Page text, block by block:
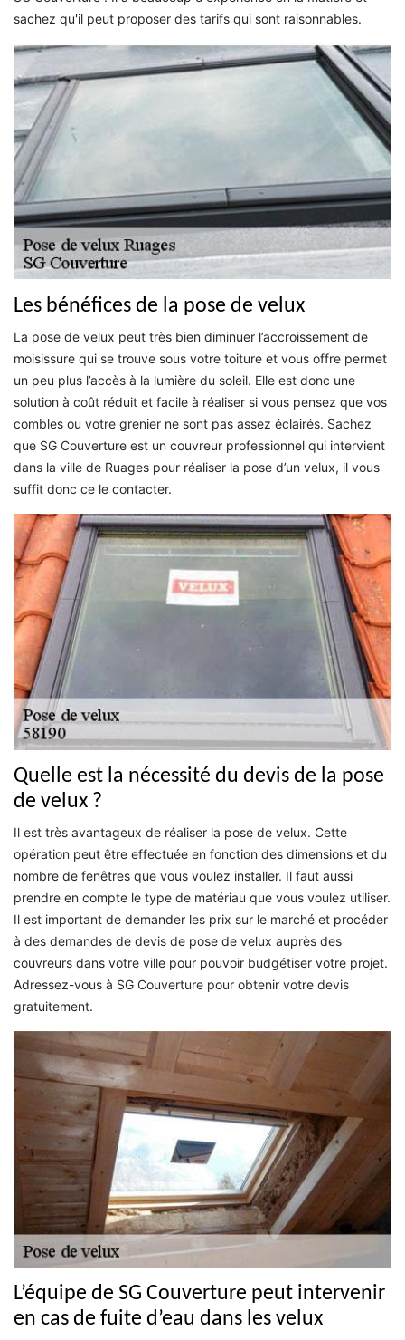
sachez qu'il peut proposer des tarifs qui sont raisonnables.
Les bénéfices de la pose de velux
La pose de velux peut très bien diminuer l’accroissement de
moisissure qui se trouve sous votre toiture et vous offre permet
un peu plus l’accès à la lumière du soleil. Elle est donc une
solution à coût réduit et facile à réaliser si vous pensez que vos
combles ou votre grenier ne sont pas assez éclairés. Sachez
que SG Couverture est un couvreur professionnel qui intervient
dans la ville de Ruages pour réaliser la pose d’un velux, il vous
suffit donc ce le contacter.
Quelle est la nécessité du devis de la pose
de velux ?
Il est très avantageux de réaliser la pose de velux. Cette
opération peut être effectuée en fonction des dimensions et du
nombre de fenêtres que vous voulez installer. Il faut aussi
prendre en compte le type de matériau que vous voulez utiliser.
Il est important de demander les prix sur le marché et procéder
à des demandes de devis de pose de velux auprès des
couvreurs dans votre ville pour pouvoir budgétiser votre projet.
Adressez-vous à SG Couverture pour obtenir votre devis
gratuitement.
L’équipe de SG Couverture peut intervenir
en cas de fuite d’eau dans les velux